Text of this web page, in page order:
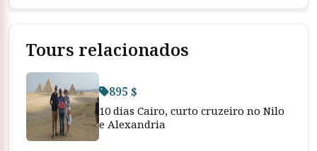
Tours relacionados
895 $
10 dias Cairo, curto cruzeiro no Nilo
e Alexandria